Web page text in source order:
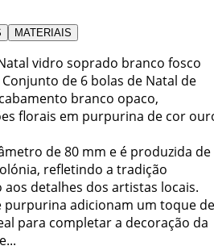
MATERIAIS
vidro soprado branco fosco
de 6 bolas de Natal de
branco opaco,
florais em purpurina de cor
de 80 mm e é produzida de
refletindo a tradição
detalhes dos artistas locais.
purpurina adicionam um toque de
para completar a decoração da